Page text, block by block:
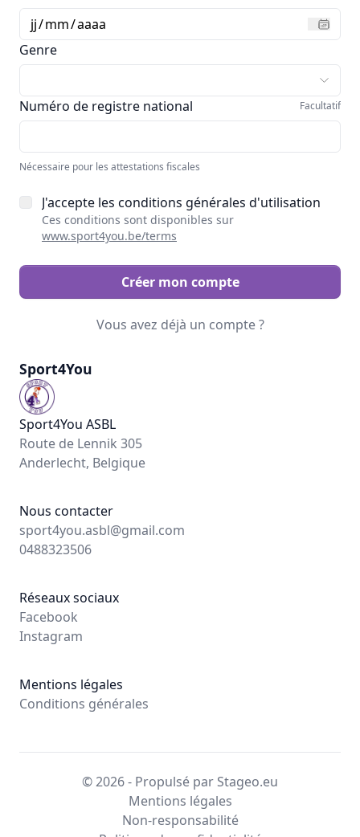
jj/mm/aaaa
Genre
Numéro de registre national Facultatif
Nécessaire pour les attestations fiscales
J'accepte les conditions générales d'utilisation
Ces conditions sont disponibles sur
www.sport4you.be/terms
Créer mon compte
Vous avez déjà un compte ?
Sport4You
Sport4You ASBL
Route de Lennik 305
Anderlecht, Belgique
Nous contacter
sport4you.asbl@gmail.com
0488323506
Réseaux sociaux
Facebook
Instagram
Mentions légales
Conditions générales
© 2026 - Propulsé par Stageo.eu
Mentions légales
Non-responsabilité